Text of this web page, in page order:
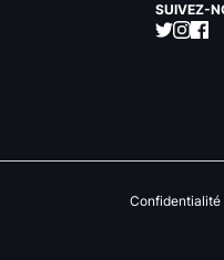
SUIVEZ-
Confidentialité